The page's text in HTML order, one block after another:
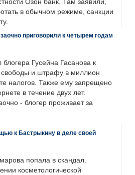
Озон банк. Там заявили,
в обычном режиме, санкции
приговорили к четырем годам
Гусейна Гасанова к
и штрафу в миллион
налогов. Также ему запрещено
в течение двух лет.
- блогер проживает за
к Бастрыкину в деле своей
попала в скандал.
косметологической